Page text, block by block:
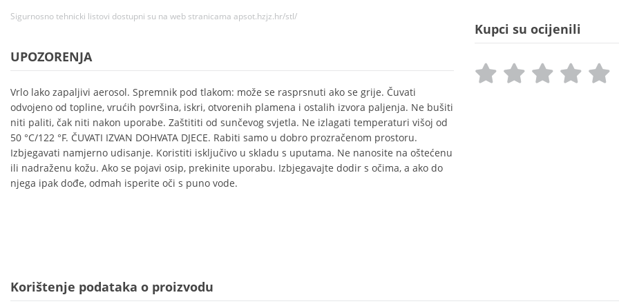
Sigurnosno tehnicki listovi dostupni su na web stranicama apsot.hzjz.hr/stl/
UPOZORENJA
Vrlo lako zapaljivi aerosol. Spremnik pod tlakom: može se rasprsnuti ako se grije. Čuvati
odvojeno od topline, vrućih površina, iskri, otvorenih plamena i ostalih izvora paljenja. Ne bušiti
niti paliti, čak niti nakon uporabe. Zaštititi od sunčevog svjetla. Ne izlagati temperaturi višoj od
50 °C/122 °F. ČUVATI IZVAN DOHVATA DJECE. Rabiti samo u dobro prozračenom prostoru.
Izbjegavati namjerno udisanje. Koristiti isključivo u skladu s uputama. Ne nanosite na oštećenu
ili nadraženu kožu. Ako se pojavi osip, prekinite uporabu. Izbjegavajte dodir s očima, a ako do
njega ipak dođe, odmah isperite oči s puno vode.
Kupci su ocijenili
Korištenje podataka o proizvodu